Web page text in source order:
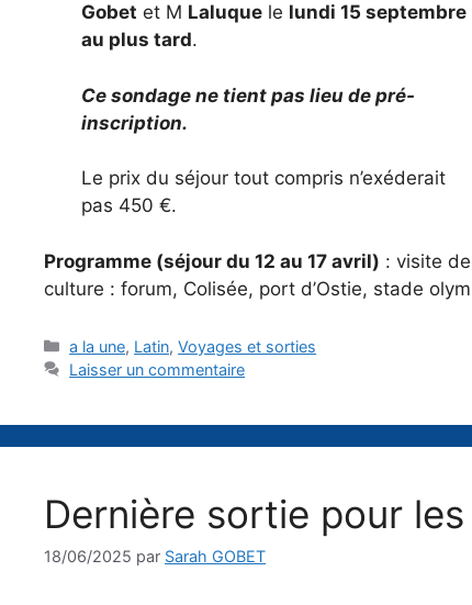
Gobet et M Laluquele lundi 15 septembre
au plus tard.
Ce sondage ne tient pas lieu de pré-
inscription.
Le prix du séjour tout compris n’exéderait
pas 450 €.
Programme (séjour du 12 au 17 avril) : visite
culture : forum, Colisée, port d’Ostie, stade
Catégories
a la une, Latin,Voyages et sorties
Laisser un commentaire
Dernière sortie pour
18/06/2025 par Sarah GOBET